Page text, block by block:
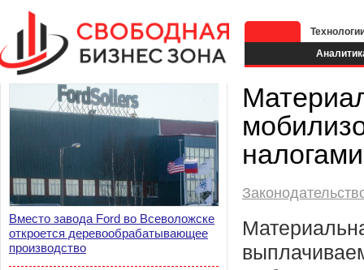
Вместо завода Ford во Всеволожске
откроется деревообрабатывающее
производство
налогами